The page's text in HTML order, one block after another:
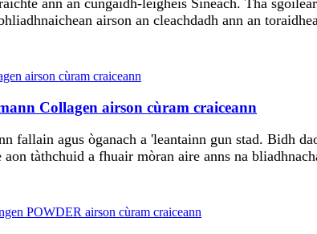
airson an cleachdadh ann an
Collagen airson cùram craiceann
fallain agus òganach a 'leantainn gun stad. Bidh
tàthchuid a fhuair mòran aire anns na